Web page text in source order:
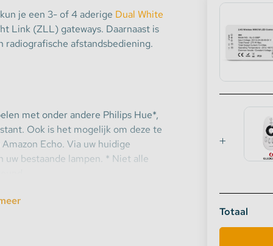
je een 3- of 4 aderige Dual White
Link (ZLL) gateways. Daarnaast is
afstandsbediening.
met onder andere Philips Hue*,
Ook is het mogelijk om deze te
Echo. Via uw huidige
uw bestaande lampen. * Niet alle
Totaal